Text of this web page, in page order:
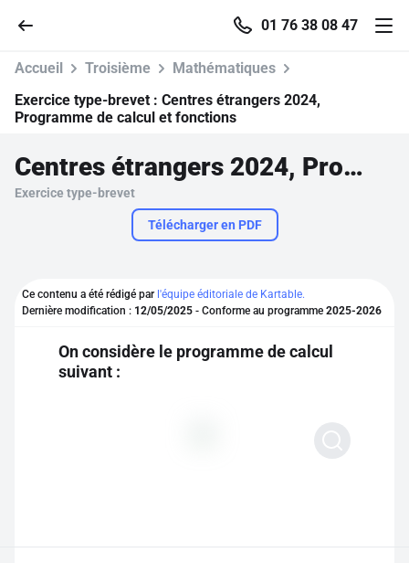
01 76 38 08 47
Parcourir
Se connecter
S'inscrire gratuitement
Accueil Troisième
Mathématiques
Exercice type-brevet : Centres étrangers 2024,
Programme de calcul et fonctions
Centres étrangers 2024, Programme de calcul et fonctions
Exercice type-brevet
Télécharger en PDF
Ce contenu a été rédigé par l'équipe éditoriale de Kartable.
Dernière modification : 12/05/2025 - Conforme au programme 2025-2026
On considère le programme de calcul
suivant :